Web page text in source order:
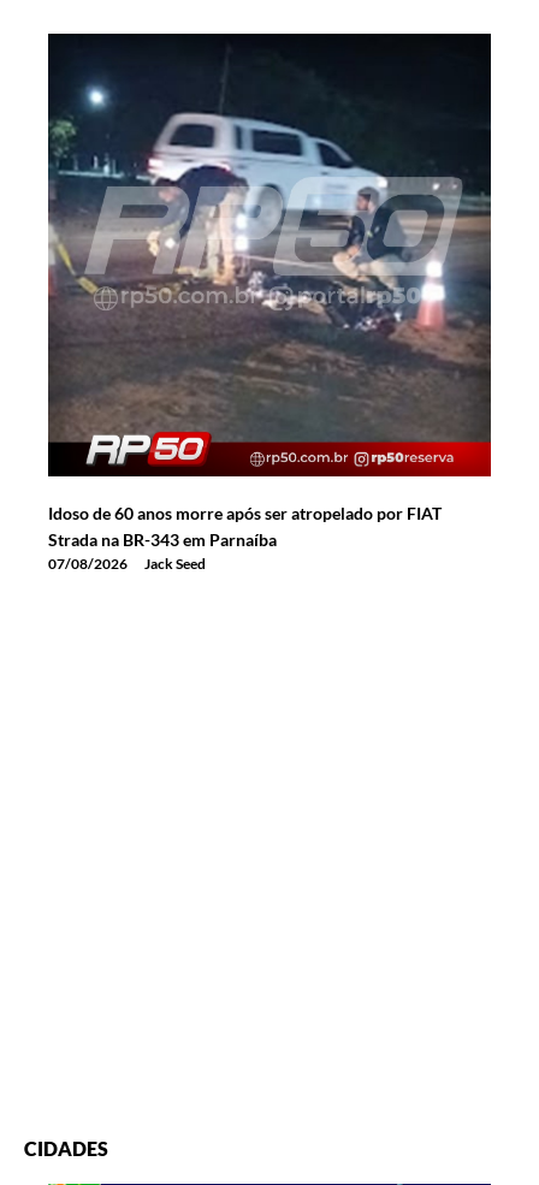
Idoso de 60 anos morre após ser atropelado por FIAT
Strada na BR-343 em Parnaíba
07/08/2026 Jack Seed
CIDADES